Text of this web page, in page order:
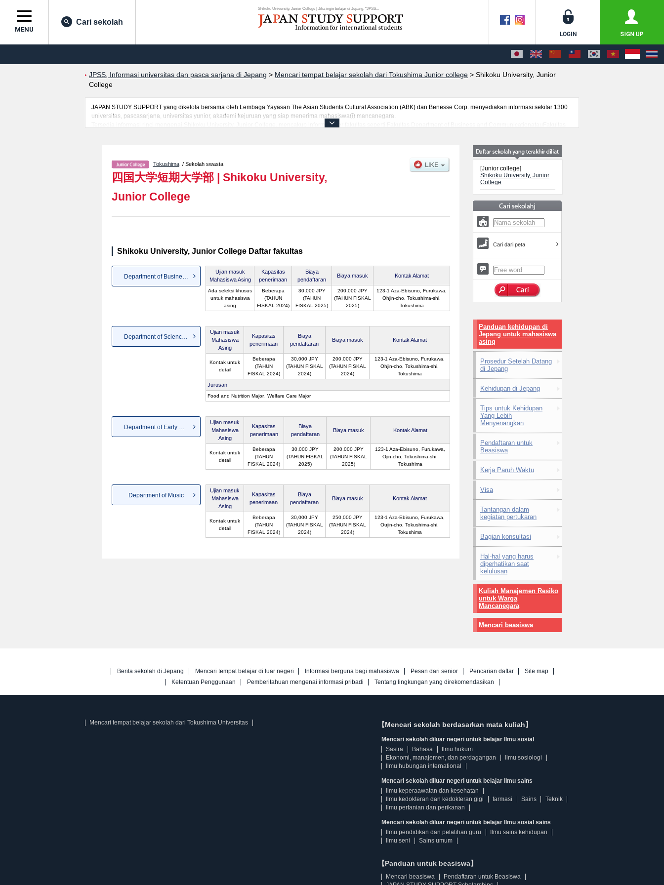
Shikoku University, Junior College | Jika ingin belajar di Jepang, "JPSS...
MENU
Cari sekolah
JPSS, Informasi universitas dan pasca sarjana di Jepang > Mencari tempat belajar sekolah dari Tokushima Junior college > Shikoku University, Junior
College
JAPAN STUDY SUPPORT yang dikelola bersama oleh Lembaga Yayasan The Asian Students Cultural Association (ABK) dan Benesse Corp. menyediakan informasi sekitar 1300
universitas, pascasarjana, universitas yunior, akademi kejuruan yang siap menerima mahasiswa(i) mancanegara.
Tersedia informasi rinci mengenai Shikoku University, Junior College, mencakup informasi per fakultas seperti Fakultas Department of Business and CommunicationatauFakultas
Tokushima/ Sekolah swasta
四国大学短期大学部 | Shikoku University,
Junior College
Shikoku University, Junior College Daftar fakultas
Department of Business and ...
Ujian masuk
Mahasiswa Asing
Kapasitas
penerimaan
Biaya
pendaftaran
Biaya masuk Kontak Alamat
Ada seleksi khusus
untuk mahasiswa
asing
Beberapa
(TAHUN
FISKAL 2024)
30,000 JPY
(TAHUN
FISKAL 2025)
200,000 JPY
(TAHUN FISKAL
2025)
123-1 Aza-Ebisuno, Furukawa,
Ohjin-cho, Tokushima-shi,
Tokushima
Department of Science for H...
Ujian masuk
Mahasiswa
Asing
Kapasitas
penerimaan
Biaya
pendaftaran
Biaya masuk Kontak Alamat
Kontak untuk
detail
Beberapa
(TAHUN
FISKAL 2024)
30,000 JPY
(TAHUN FISKAL
2024)
200,000 JPY
(TAHUN FISKAL
2024)
123-1 Aza-Ebisuno, Furukawa,
Ohjin-cho, Tokushima-shi,
Tokushima
Jurusan
Food and Nutrition Major Welfare Care Major
Department of Early Childho...
Ujian masuk
Mahasiswa
Asing
Kapasitas
penerimaan
Biaya
pendaftaran
Biaya masuk Kontak Alamat
Kontak untuk
detail
Beberapa
(TAHUN
FISKAL 2024)
30,000 JPY
(TAHUN FISKAL
2025)
200,000 JPY
(TAHUN FISKAL
2025)
123-1 Aza-Ebisuno, Furukawa,
Ojin-cho, Tokushima-shi,
Tokushima
Department of Music
Ujian masuk
Mahasiswa
Asing
Kapasitas
penerimaan
Biaya
pendaftaran
Biaya masuk Kontak Alamat
Kontak untuk
detail
Beberapa
(TAHUN
FISKAL 2024)
30,000 JPY
(TAHUN FISKAL
2024)
250,000 JPY
(TAHUN FISKAL
2024)
123-1 Aza-Ebisuno, Furukawa,
Oujin-cho, Tokushima-shi,
Tokushima
[Junior college]
Shikoku University, Junior
College
Cari dari peta
Panduan kehidupan di
Jepang untuk mahasiswa
asing
Prosedur Setelah Datang
di Jepang
Kehidupan di Jepang
Tips untuk Kehidupan
Yang Lebih
Menyenangkan
Pendaftaran untuk
Beasiswa
Kerja Paruh Waktu
Visa
Tantangan dalam
kegiatan pertukaran
Bagian konsultasi
Hal-hal yang harus
diperhatikan saat
kelulusan
Kuliah Manajemen Resiko
untuk Warga
Mancanegara
Mencari beasiswa
Berita sekolah di Jepang Mencari tempat belajar di luar negeri Informasi berguna bagi mahasiswa Pesan dari senior Pencarian daftar
Site map
Ketentuan Penggunaan
Pemberitahuan mengenai informasi pribadi Tentang lingkungan yang direkomendasikan
Mencari tempat belajar sekolah dari Tokushima Universitas 【Mencari sekolah berdasarkan mata kuliah】
Mencari sekolah diluar negeri untuk belajar Ilmu sosial
Sastra
Bahasa
Ilmu hukum
Ekonomi, manajemen, dan perdagangan
Ilmu sosiologi
Ilmu hubungan international
Mencari sekolah diluar negeri untuk belajar Ilmu sains
Ilmu keperaawatan dan kesehatan
Ilmu kedokteran dan kedokteran gigi
farmasi Sains
Teknik
Ilmu pertanian dan perikanan
Mencari sekolah diluar negeri untuk belajar Ilmu sosial sains
Ilmu pendidikan dan pelatihan guru
Ilmu sains kehidupan
Ilmu seni
Sains umum
【Panduan untuk beasiswa】
Mencari beasiswa
Pendaftaran untuk Beasiswa